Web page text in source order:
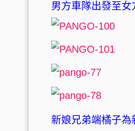
男方車隊出發至女
新娘兄弟端橘子